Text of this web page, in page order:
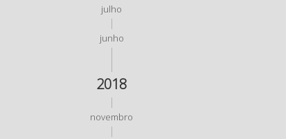
julho
junho
2018
novembro